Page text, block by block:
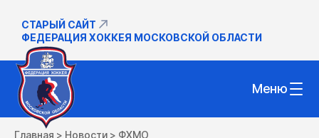
СТАРЫЙ САЙТ
ФЕДЕРАЦИЯ ХОККЕЯ МОСКОВСКОЙ ОБЛАСТИ
Меню
Главная > Новости > ФХМО